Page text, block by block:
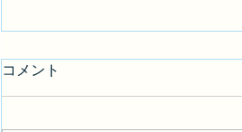
4月はグループ展
昨年から積極的にアピールする様
コメント